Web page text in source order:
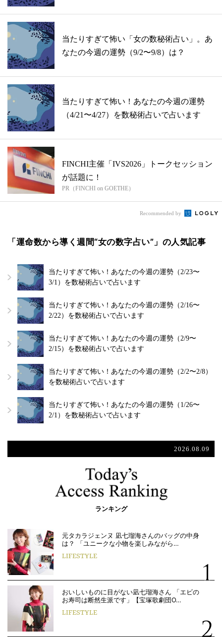
当たりすぎて怖い「女の数秘術占い」。あ
なたの今週の運勢（9/2〜9/8）は？
当たりすぎて怖い！あなたの今週の運勢
（4/21〜4/27）を数秘術占いで占います
FINCHI主催「IVS2026」トークセッション
が話題に！
PR（FINCHI on GOETHE）
Recommended by
「運命数から導く週間“女の数字占い”」の人気記事
当たりすぎて怖い！あなたの今週の運勢（2/23〜
3/1）を数秘術占いで占います
当たりすぎて怖い！あなたの今週の運勢（2/16〜
2/22）を数秘術占いで占います
当たりすぎて怖い！あなたの今週の運勢（2/9〜
2/15）を数秘術占いで占います
当たりすぎて怖い！あなたの今週の運勢（2/2〜2/8）
を数秘術占いで占います
当たりすぎて怖い！あなたの今週の運勢（1/26〜
2/1）を数秘術占いで占います
2026.08.09
ランキング
元タカラジェンヌ 凪七瑠海さんのバッグの中身
は？ 「ユニークな小物を楽しみながら…
LIFESTYLE
おいしいものに目がない凪七瑠海さん 「エビの
お寿司は断然生派です」【宝塚歌劇団O…
LIFESTYLE